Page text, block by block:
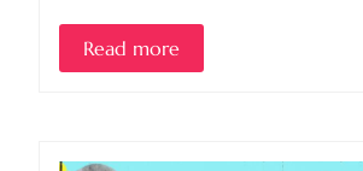
Read more